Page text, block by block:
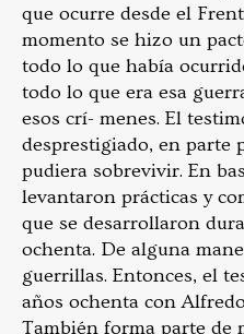
que ocurre desde el
momento se hizo un
todo lo que había
todo lo que era esa
esos crí- menes. El
desprestigiado, en parte
pudiera sobrevivir. En
levantaron prácticas y
que se desarrollaron
ochenta. De alguna
guerrillas. Entonces, el
años ochenta con
También forma parte de